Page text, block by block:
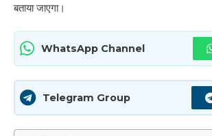
बताया जाएगा।
WhatsApp Channel
Telegram Group